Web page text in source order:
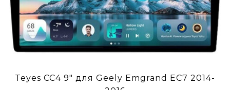
Teyes CC4 9" для Geely Emgrand EC7 2014-